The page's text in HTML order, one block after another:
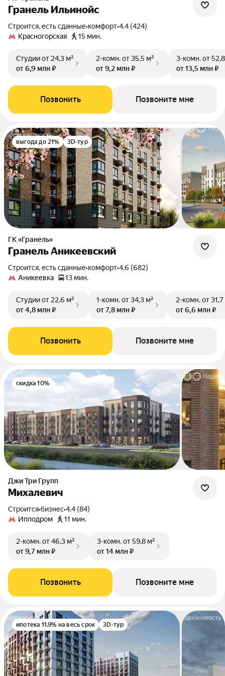
Гранель Ильинойс
Строится, есть сданные•комфорт•4.4 (424)
Красногорская
15 мин.
Студииот 24,3 м²
от 6,9 млн ₽
2-комн.от 35,5 м²
от 9,2 млн ₽
3-комн.от
от 13,5 млн ₽
Позвонить Позвоните мне
выгода до 21% 3D-тур
ГК «Гранель»
Гранель Аникеевский
Строится, есть сданные•комфорт•4.6 (682)
Аникеевка
13 мин.
Студииот 22,6 м²
от 4,8 млн ₽
1-комн.от 34,3 м²
от 7,8 млн ₽
2-комн.от
от 6,6 млн ₽
Позвонить Позвоните мне
скидка 10%
Джи Три Групп
Михалевич
Строится•бизнес•4.4 (84)
Ипподром
11 мин.
2-комн.от 46,3 м²
от 9,7 млн ₽
3-комн.от 59,8 м²
от 14 млн ₽
Позвонить Позвоните мне
ипотека 11.9% на весь срок 3D-тур